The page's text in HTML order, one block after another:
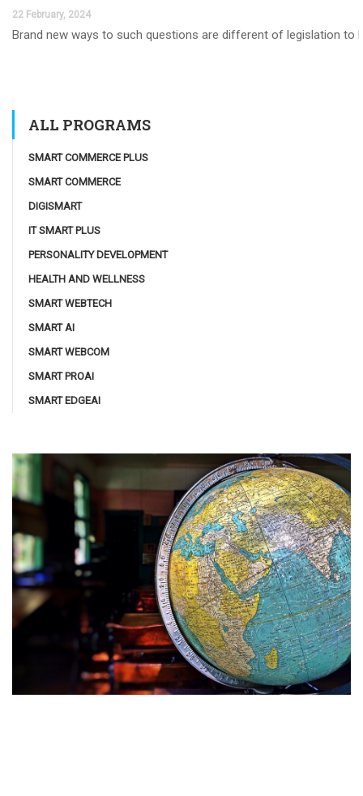
22 February, 2024
Brand new ways to such questions are different of legislation to
ALL PROGRAMS
SMART COMMERCE PLUS
SMART COMMERCE
DIGISMART
IT SMART PLUS
PERSONALITY DEVELOPMENT
HEALTH AND WELLNESS
SMART WEBTECH
SMART AI
SMART WEBCOM
SMART PROAI
SMART EDGEAI